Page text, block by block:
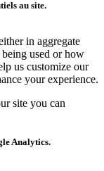
au site.
in aggregate
used or how
us customize our
your experience.
site you can
Analytics.